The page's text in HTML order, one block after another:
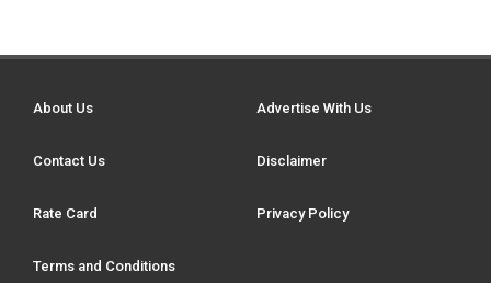
About Us Advertise With Us
Contact Us Disclaimer
Rate Card Privacy Policy
Terms and Conditions